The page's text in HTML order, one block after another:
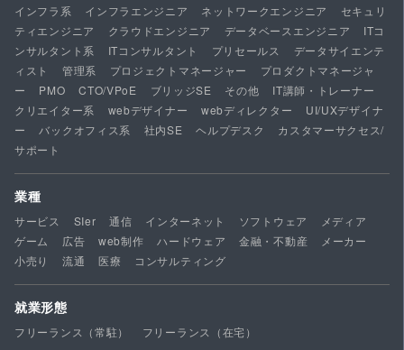
インフラ系
インフラエンジニア ネットワークエンジニア
セキュリ
ティエンジニア
クラウドエンジニア データベースエンジニア
ITコ
ンサルタント系
ITコンサルタント プリセールス
データサイエンテ
ィスト
管理系 プロジェクトマネージャー
プロダクトマネージャ
ー
PMO CTO/VPoE ブリッジSE その他
IT講師・トレーナー
クリエイター系
webデザイナー webディレクター
UI/UXデザイナ
ー
バックオフィス系 社内SE ヘルプデスク
カスタマーサクセス/
サポート
業種
サービス SIer 通信 インターネット ソフトウェア
メディア
ゲーム
広告 web制作 ハードウェア 金融・不動産
メーカー
小売り
流通 医療 コンサルティング
就業形態
フリーランス（常駐） フリーランス（在宅）